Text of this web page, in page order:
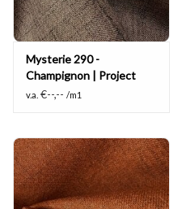
Mysterie 290 -
Champignon | Project
v.a. €--,-- /m1